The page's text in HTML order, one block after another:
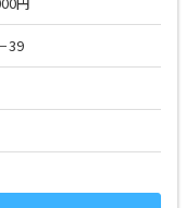
39